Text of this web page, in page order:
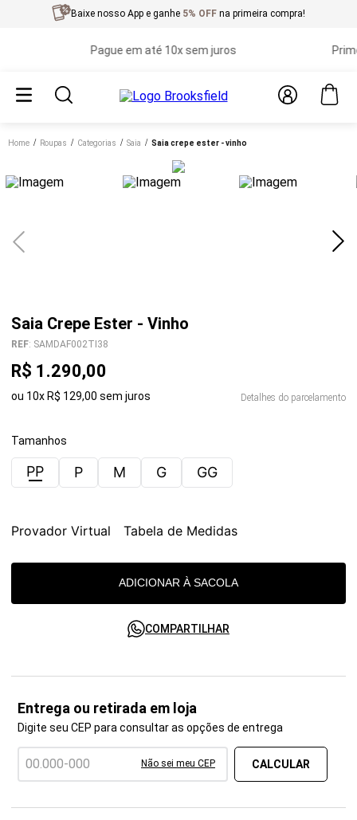
Baixe nosso App e ganhe 5% OFF na primeira compra!
Pague em até 10x sem juros
Home roupas categorias saia saia crepe ester - vinho
Saia Crepe Ester - Vinho
REF: SAMDAF002TI38
R$ 1 .290,00
ou 10x R$ 129,00 sem juros Detalhes do parcelamento
Tamanhos
PP P M G GG
Provador Virtual Tabela de Medidas
ADICIONAR À SACOLA
COMPARTILHAR
Entrega ou retirada em loja
Digite seu CEP para consultar as opções de entrega
Não sei meu CEP